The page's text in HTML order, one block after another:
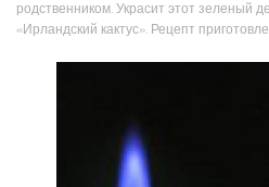
родственником. Украсит этот зеленый
«Ирландский кактус». Рецепт